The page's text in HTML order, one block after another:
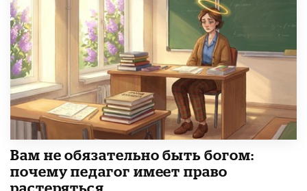
​Вам не обязательно быть богом:
почему педагог имеет право
растеряться